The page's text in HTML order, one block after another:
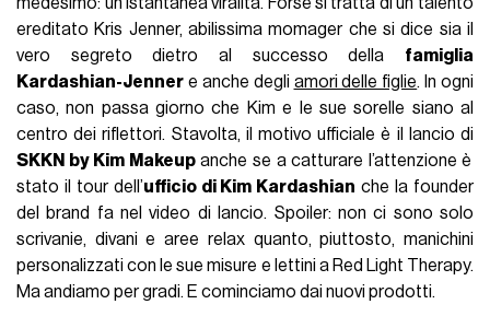
medesimo: un’istantanea viralità. Forse si tratta di un talento
ereditato Kris Jenner, abilissima momager che si dice sia il
vero segreto dietro al successo della famiglia
Kardashian-Jenner e anche degli amori delle figlie. In ogni
caso, non passa giorno che Kim e le sue sorelle siano al
centro dei riflettori. Stavolta, il motivo ufficiale è il lancio di
SKKN by Kim Makeupanche se a catturare l’attenzione è
stato il tour dell’ufficio di Kim Kardashian che la founder
del brand fa nel video di lancio. Spoiler: non ci sono solo
scrivanie, divani e aree relax quanto, piuttosto, manichini
personalizzati con le sue misure e lettini a Red Light Therapy.
Ma andiamo per gradi. E cominciamo dai nuovi prodotti.